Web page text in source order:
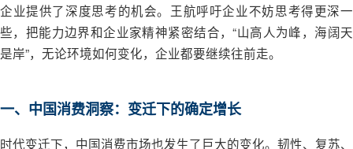
企业提供了深度思考的机会。王航呼吁企业不妨思考得更深一
些，把能力边界和企业家精神紧密结合，“山高人为峰，海阔天
是岸”，无论环境如何变化，企业都要继续往前走。
一、中国消费洞察：变迁下的确定增长
时代变迁下，中国消费市场也发生了巨大的变化。韧性、复苏、